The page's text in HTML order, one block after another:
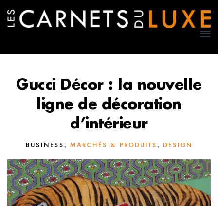
Gucci Décor : la nouvelle
ligne de décoration
d’intérieur
BUSINESS , MARCHÉS & PRODUITS , DESIGN